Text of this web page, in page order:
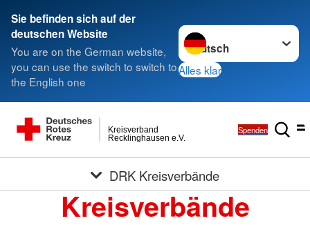
Sie befinden sich auf der
deutschen Website
You are on the German website,
you can use the switch to switch to
the English one
Sprache wechseln zu
Alles klar
Recklinghausen e.V.
Kreisverband Spenden
DRK Kreisverbände
Kreisverbände